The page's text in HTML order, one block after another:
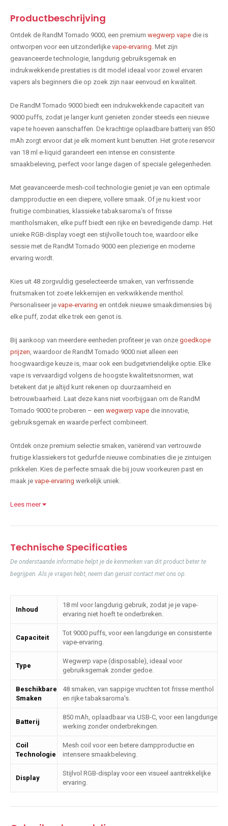
Productbeschrijving
Ontdek de RandM Tornado 9000, een premium wegwerp vape die is
ontworpen voor een uitzonderlijke vape-ervaring . Met zijn
geavanceerde technologie, langdurig gebruiksgemak en
indrukwekkende prestaties is dit model ideaal voor zowel ervaren
vapers als beginners die op zoek zijn naar eenvoud en kwaliteit.
De RandM Tornado 9000 biedt een indrukwekkende capaciteit van
9000 puffs, zodat je langer kunt genieten zonder steeds een nieuwe
vape te hoeven aanschaffen. De krachtige oplaadbare batterij van 850
mAh zorgt ervoor dat je elk moment kunt benutten. Het grote reservoir
van 18 ml e-liquid garandeert een intense en consistente
smaakbeleving, perfect voor lange dagen of speciale gelegenheden.
Met geavanceerde mesh-coil technologie geniet je van een optimale
dampproductie en een diepere, vollere smaak. Of je nu kiest voor
fruitige combinaties, klassieke tabaksaroma's of frisse
mentholsmaken, elke puff biedt een rijke en bevredigende damp. Het
unieke RGB-display voegt een stijlvolle touch toe, waardoor elke
sessie met de RandM Tornado 9000 een plezierige en moderne
ervaring wordt.
Kies uit 48 zorgvuldig geselecteerde smaken, van verfrissende
fruitsmaken tot zoete lekkernijen en verkwikkende menthol.
Personaliseer je vape-ervaring en ontdek nieuwe smaakdimensies bij
elke puff, zodat elke trek een genot is.
Bij aankoop van meerdere eenheden profiteer je van onze goedkope
prijzen , waardoor de RandM Tornado 9000 niet alleen een
hoogwaardige keuze is, maar ook een budgetvriendelijke optie. Elke
vape is vervaardigd volgens de hoogste kwaliteitsnormen, wat
betekent dat je altijd kunt rekenen op duurzaamheid en
betrouwbaarheid. Laat deze kans niet voorbijgaan om de RandM
Tornado 9000 te proberen – een wegwerp vape die innovatie,
gebruiksgemak en waarde perfect combineert.
Ontdek onze premium selectie smaken, variërend van vertrouwde
fruitige klassiekers tot gedurfde nieuwe combinaties die je zintuigen
prikkelen. Kies de perfecte smaak die bij jouw voorkeuren past en
maak je vape-ervaring werkelijk uniek.
Lees meer
Technische Specificaties
De onderstaande informatie helpt je de kenmerken van dit product beter te
begrijpen. Als je vragen hebt, neem dan gerust contact met ons op.
Inhoud
18 ml voor langdurig gebruik, zodat je je vape-
ervaring niet hoeft te onderbreken.
Capaciteit
Tot 9000 puffs, voor een langdurige en consistente
vape-ervaring.
Type
Wegwerp vape (disposable), ideaal voor
gebruiksgemak zonder gedoe.
Beschikbare
Smaken
48 smaken, van sappige vruchten tot frisse menthol
en rijke tabaksaroma's.
Batterij
850 mAh, oplaadbaar via USB-C, voor een langdurige
werking zonder onderbrekingen.
Coil
Technologie
Mesh coil voor een betere dampproductie en
intensere smaakbeleving.
Display
Stijlvol RGB-display voor een visueel aantrekkelijke
ervaring.